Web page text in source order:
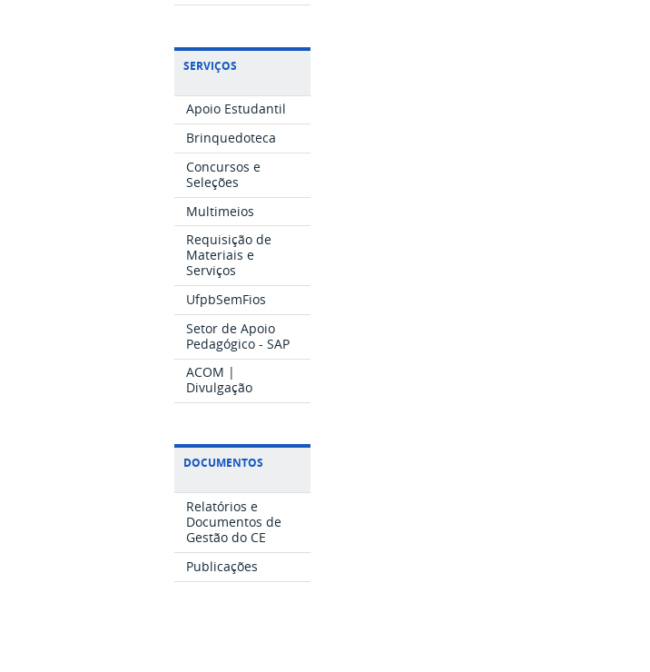
SERVIÇOS
Apoio Estudantil
Brinquedoteca
Concursos e
Seleções
Multimeios
Requisição de
Materiais e
Serviços
UfpbSemFios
Setor de Apoio
Pedagógico - SAP
ACOM |
Divulgação
DOCUMENTOS
Relatórios e
Documentos de
Gestão do CE
Publicações